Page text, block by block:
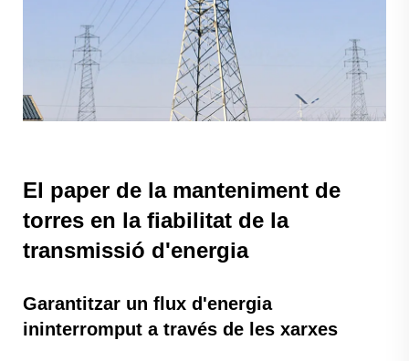
El paper de la manteniment de
torres en la fiabilitat de la
transmissió d'energia
Garantitzar un flux d'energia
ininterromput a través de les xarxes